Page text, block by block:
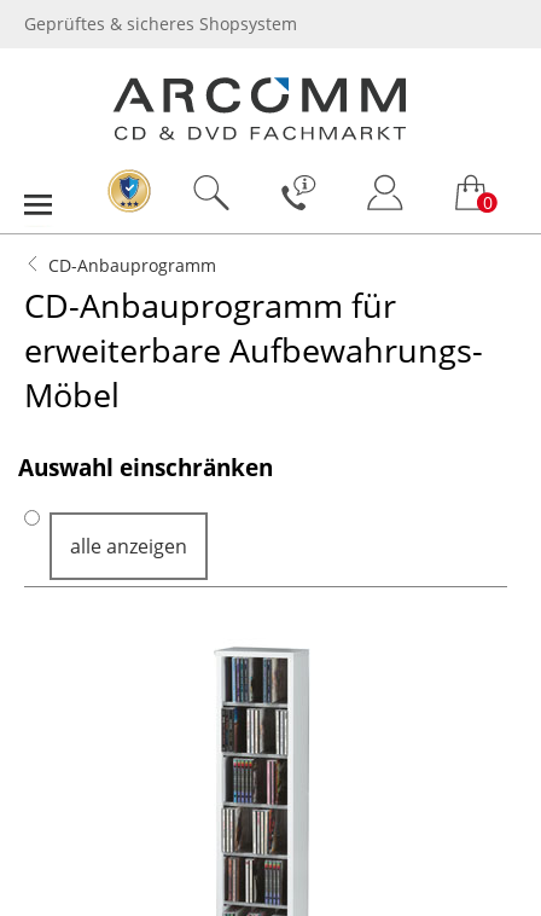
Geprüftes & sicheres Shopsystem
0
CD-Anbauprogramm
CD-Anbauprogramm für
erweiterbare Aufbewahrungs-
Möbel
Auswahl einschränken
alle anzeigen